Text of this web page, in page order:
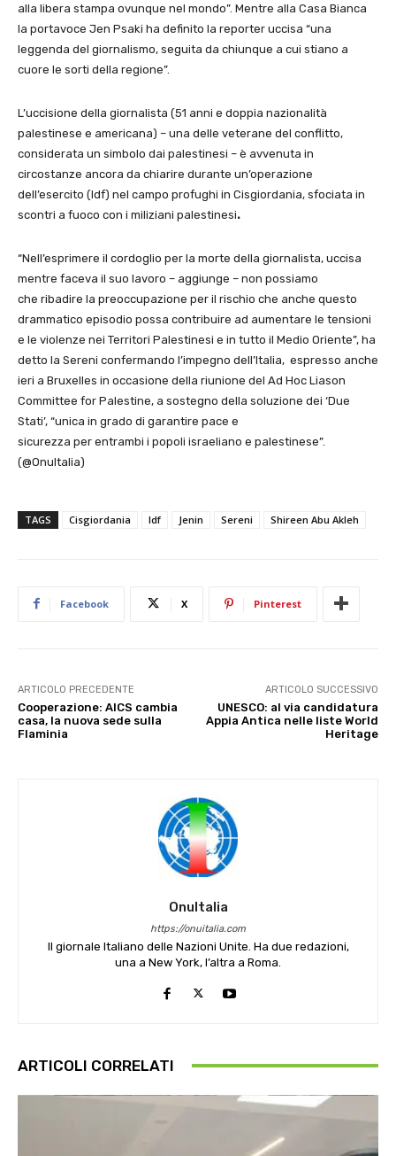
alla libera stampa ovunque nel mondo”. Mentre alla Casa Bianca
la portavoce Jen Psaki ha definito la reporter uccisa “una
leggenda del giornalismo, seguita da chiunque a cui stiano a
cuore le sorti della regione”.
L’uccisione della giornalista (51 anni e doppia nazionalità
palestinese e americana) – una delle veterane del conflitto,
considerata un simbolo dai palestinesi – è avvenuta in
circostanze ancora da chiarire durante un’operazione
dell’esercito (Idf) nel campo profughi in Cisgiordania, sfociata in
scontri a fuoco con i miliziani palestinesi.
“Nell’esprimere il cordoglio per la morte della giornalista, uccisa
mentre faceva il suo lavoro – aggiunge – non possiamo
che ribadire la preoccupazione per il rischio che anche questo
drammatico episodio possa contribuire ad aumentare le tensioni
e le violenze nei Territori Palestinesi e in tutto il Medio Oriente”, ha
detto la Sereni confermando l’impegno dell’Italia, espresso anche
ieri a Bruxelles in occasione della riunione del Ad Hoc Liason
Committee for Palestine, a sostegno della soluzione dei ‘Due
Stati’, “unica in grado di garantire pace e
sicurezza per entrambi i popoli israeliano e palestinese”.
(@OnuItalia)
TAGS Cisgiordania Idf Jenin Sereni Shireen Abu Akleh
Facebook X Pinterest
ARTICOLO PRECEDENTE
Cooperazione: AICS cambia
casa, la nuova sede sulla
Flaminia
ARTICOLO SUCCESSIVO
UNESCO: al via candidatura
Appia Antica nelle liste World
Heritage
OnuItalia
https://onuitalia.com
Il giornale Italiano delle Nazioni Unite. Ha due redazioni,
una a New York, l’altra a Roma.
ARTICOLI CORRELATI